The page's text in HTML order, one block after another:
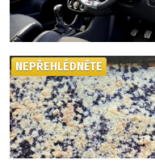
NEPŘEHLÉDNĚTE